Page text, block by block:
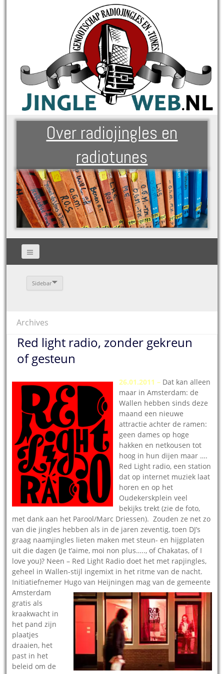
Over radiojingles en
radiotunes
Sidebar
Archives
Red light radio, zonder gekreun
of gesteun
26.01.2011 – Dat kan alleen
maar in Amsterdam: de
Wallen hebben sinds deze
maand een nieuwe
attractie achter de ramen:
geen dames op hoge
hakken en netkousen tot
hoog in hun dijen maar ….
Red Light radio, een station
dat op internet muziek laat
horen en op het
Oudekerskplein veel
bekijks trekt (zie de foto,
met dank aan het Parool/Marc Driessen). Zouden ze net zo
van die jingles hebben als in de jaren zeventig, toen DJ’s
graag naamjingles lieten maken met steun- en hijgplaten
uit die dagen (Je t’aime, moi non plus….., of Chakatas, of I
love you)? Neen – Red Light Radio doet het met rapjingles,
geheel in Wallen-stijl ingemixt in het ritme van de nacht.
Initiatiefnemer Hugo van Heijningen mag van de gemeente
Amsterdam
gratis als
kraakwacht in
het pand zijn
plaatjes
draaien, het
past in het
beleid om de